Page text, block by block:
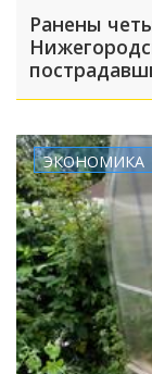
Ранены
ЭКОНОМИКА